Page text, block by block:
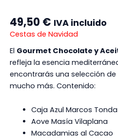
49,50 € IVA incluido
Cestas de Navidad
El Gourmet Chocolate y
refleja la esencia
encontrarás una selección
mucho más. Contenido:
Caja Azul Marcos
Aove Masía Vilaplana
Macadamias al Cacao